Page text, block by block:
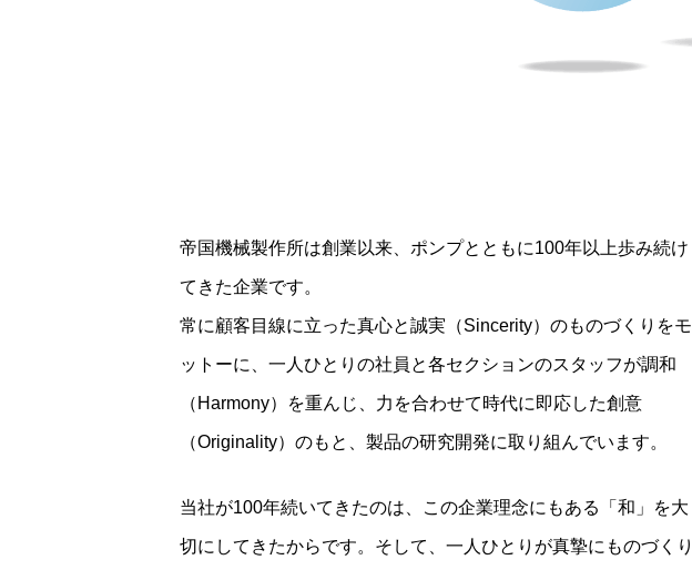
帝国機械製作所は創業以来、ポンプとともに100年以上歩み続け
てきた企業です。
常に顧客目線に立った真心と誠実（Sincerity）のものづくりをモ
ットーに、一人ひとりの社員と各セクションのスタッフが調和
（Harmony）を重んじ、力を合わせて時代に即応した創意
（Originality）のもと、製品の研究開発に取り組んでいます。
当社が100年続いてきたのは、この企業理念にもある「和」を大
切にしてきたからです。そして、一人ひとりが真摯にものづくり